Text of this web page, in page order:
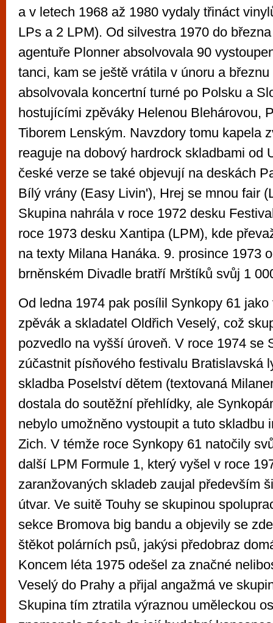
a v letech 1968 až 1980 vydaly třináct
LPs a 2 LPM). Od silvestra 1970 do
agentuře Plonner absolvovala 90
tanci, kam se ještě vrátila v únoru a
absolvovala koncertní turné po Polsku a
hostujícími zpěváky Helenou Blehárovou,
Tiborem Lenským. Navzdory tomu kapela
reaguje na dobový hardrock skladbami od
české verze se také objevují na deskách
Bílý vrány (Easy Livin'), Hrej se mnou fair
Skupina nahrála v roce 1972 desku
roce 1973 desku Xantipa (LPM), kde
na texty Milana Hanáka. 9. prosince 1973
brněnském Divadle bratří Mrštíků svůj 1
Od ledna 1974 pak posílil Synkopy 61
zpěvák a skladatel Oldřich Veselý, což
pozvedlo na vyšší úroveň. V roce 1974 se
zúčastnit písňového festivalu Bratislavská
skladba Poselství dětem (textovaná
dostala do soutěžní přehlídky, ale
nebylo umožněno vystoupit a tuto skladbu
Zich. V témže roce Synkopy 61 natočily
další LPM Formule 1, který vyšel v roce
zaranžovaných skladeb zaujal především
útvar. Ve suitě Touhy se skupinou
sekce Bromova big bandu a objevily se
štěkot polárních psů, jakýsi předobraz
Koncem léta 1975 odešel za značné
Veselý do Prahy a přijal angažmá ve
Skupina tím ztratila výraznou uměleckou